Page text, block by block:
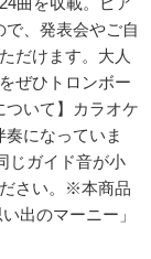
で、発表会やご自
だけます。大人
ぜひトロンボー
ついて】カラオケ
になっていま
じガイド音が小
さい。※本商品
出のマーニー」